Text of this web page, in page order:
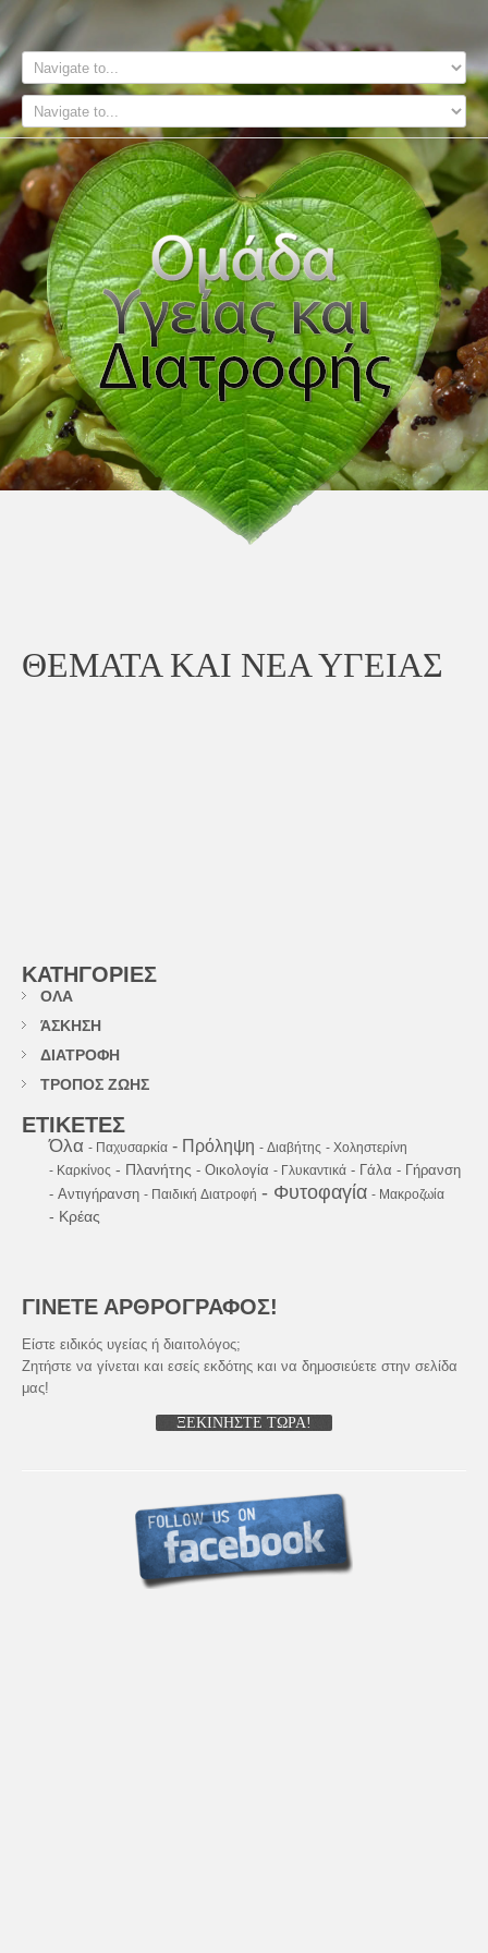
ΘΕΜΑΤΑ ΚΑΙ ΝΕΑ ΥΓΕΙΑΣ
ΚΑΤΗΓΟΡΙΕΣ
ΟΛΑ
ΆΣΚΗΣΗ
ΔΙΑΤΡΟΦΗ
ΤΡΟΠΟΣ ΖΩΗΣ
ΕΤΙΚΕΤΕΣ
Όλα - Παχυσαρκία - Πρόληψη - Διαβήτης - Χοληστερίνη
- Καρκίνος - Πλανήτης - Οικολογία - Γλυκαντικά - Γάλα - Γήρανση
- Αντιγήρανση - Παιδική Διατροφή - Φυτοφαγία - Μακροζωία
- Κρέας
ΓΙΝΕΤΕ ΑΡΘΡΟΓΡΑΦΟΣ!
Είστε ειδικός υγείας ή διαιτολόγος;
Ζητήστε να γίνεται και εσείς εκδότης και να δημοσιεύετε στην σελίδα
μας!
ΞΕΚΙΝΗΣΤΕ ΤΩΡΑ!